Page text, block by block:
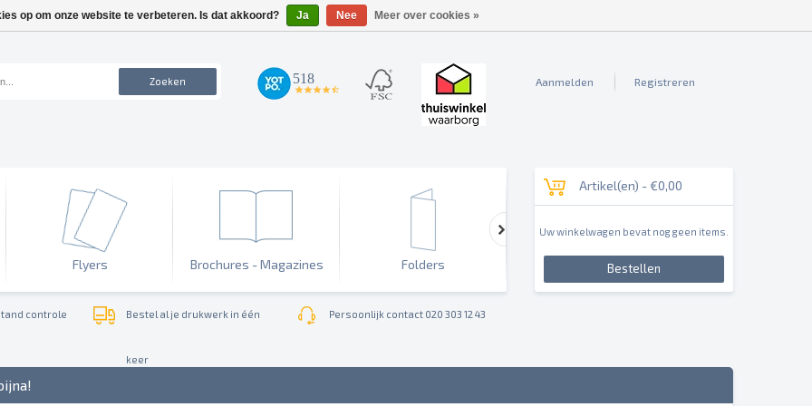
Zoeken 518 Aanmelden Registreren
Flyers Brochures - Magazines Folders Outdoor & Sign
Artikel(en) -€0,00
Uw winkelwagen bevat nog geen items.
Bestellen
controle Bestel al je drukwerk in één
keer
Persoonlijk contact 020 303 12 43
op om onze website te verbeteren. Is dat akkoord? Ja Nee Meer over cookies »